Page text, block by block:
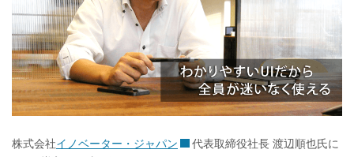
株式会社イノベーター・ジャパン
代表取締役社長 渡辺順也氏に